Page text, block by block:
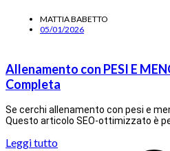
MATTIA BABETTO
05/01/2026
Allenamento con PESI E
Completa
Se cerchi allenamento con pesi e
Questo articolo SEO-ottimizzato è
Leggi tutto